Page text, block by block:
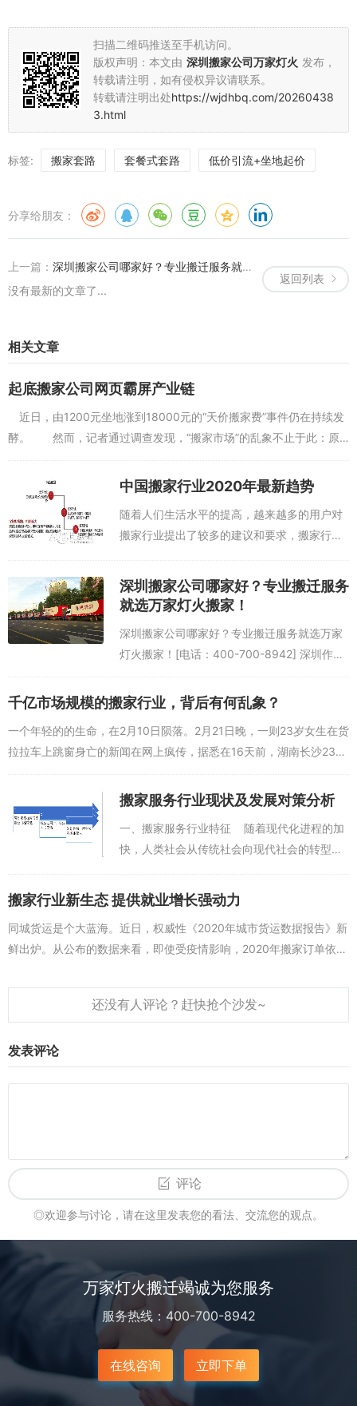
扫描二维码推送至手机访问。
版权声明：本文由 深圳搬家公司万家灯火 发布，
转载请注明，如有侵权异议请联系。
转载请注明出处https://wjdhbq.com/20260438
3.html
标签: 搬家套路 套餐式套路 低价引流+坐地起价
分享给朋友：
返回列表
上一篇： 深圳搬家公司哪家好？专业搬迁服务就选万家灯火搬家！
没有最新的文章了...
相关文章
起底搬家公司网页霸屏产业链
近日，由1200元坐地涨到18000元的“天价搬家费”事件仍在持续发
酵。 然而，记者通过调查发现，“搬家市场”的乱象不止于此：原
本商量好的搬家价格，没想到从260元涨至5000元；搬家结束后微信
中国搬家行业2020年最新趋势
随着人们生活水平的提高，越来越多的用户对
搬家行业提出了较多的建议和要求，搬家行业
式，伴随着各大平台以及资本的入局，平台开
始下沉到三四线城市，企业从供应环节到生产
深圳搬家公司哪家好？专业搬迁服务
就选万家灯火搬家！
深圳搬家公司哪家好？专业搬迁服务就选万家
灯火搬家！[电话：400-700-8942] 深圳作为
一座快节奏的现代化都市，人口流动性大，搬
家需求旺盛。无论是家庭搬迁、办公室搬迁，
千亿市场规模的搬家行业，背后有何乱象？
一个年轻的的生命，在2月10日陨落。2月21日晚，一则23岁女生在货
拉拉车上跳窗身亡的新闻在网上疯传，据悉在16天前，湖南长沙23岁
女孩莎莎，在跟车搬家途中，从副驾驶跳窗。因为头部着地受到重
搬家服务行业现状及发展对策分析
一、搬家服务行业特征 随着现代化进程的加
快，人类社会从传统社会向现代社会的转型正
为基础的小家庭结构所取代。家庭功能由原来
的大而全向保留...
搬家行业新生态 提供就业增长强动力
同城货运是个大蓝海。近日，权威性《2020年城市货运数据报告》新
鲜出炉。从公布的数据来看，即使受疫情影响，2020年搬家订单依旧
有的韧性与...
发表评论
评论
◎欢迎参与讨论，请在这里发表您的看法、交流您的观点。
万家灯火搬迁竭诚为您服务
服务热线：400-700-8942
在线咨询 立即下单